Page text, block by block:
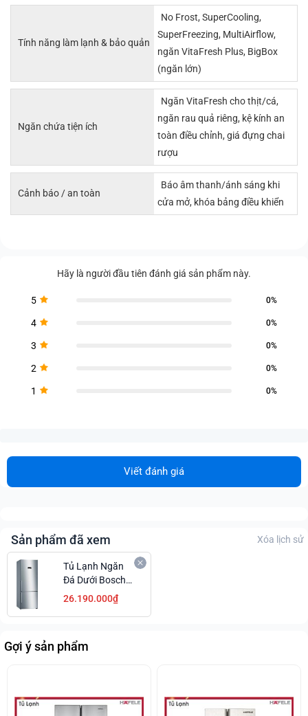
Tính năng làm lạnh & bảo quản
No Frost, SuperCooling,
SuperFreezing, MultiAirflow,
ngăn VitaFresh Plus, BigBox
(ngăn lớn)
Ngăn chứa tiện ích
Ngăn VitaFresh cho thịt/cá,
ngăn rau quả riêng, kệ kính an
toàn điều chỉnh, giá đựng chai
rượu
Cảnh báo / an toàn
Báo âm thanh/ánh sáng khi
cửa mở, khóa bảng điều khiển
Hãy là người đầu tiên đánh giá sản phẩm này.
5 0%
4 0%
3 0%
2 0%
1 0%
Viết đánh giá
Sản phẩm đã xem Xóa lịch sử
Tủ Lạnh Ngăn
Đá Dưới Bosch
KGN56XI40J
Series 4 Chế Độ
Mãi Cực Chất
26.190.000₫
Gợi ý sản phẩm